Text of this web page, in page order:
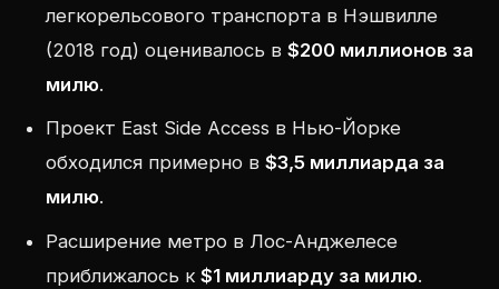
легкорельсового транспорта в Нэшвилле
(2018 год) оценивалось в$200 миллионов за
милю.
Проект East Side Access в Нью-Йорке
обходился примерно в$3,5 миллиарда за
милю.
Расширение метро в Лос-Анджелесе
приближалось к$1 миллиарду за милю.